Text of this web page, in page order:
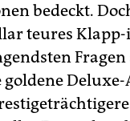
bedeckt.
teures Klapp-
goldene